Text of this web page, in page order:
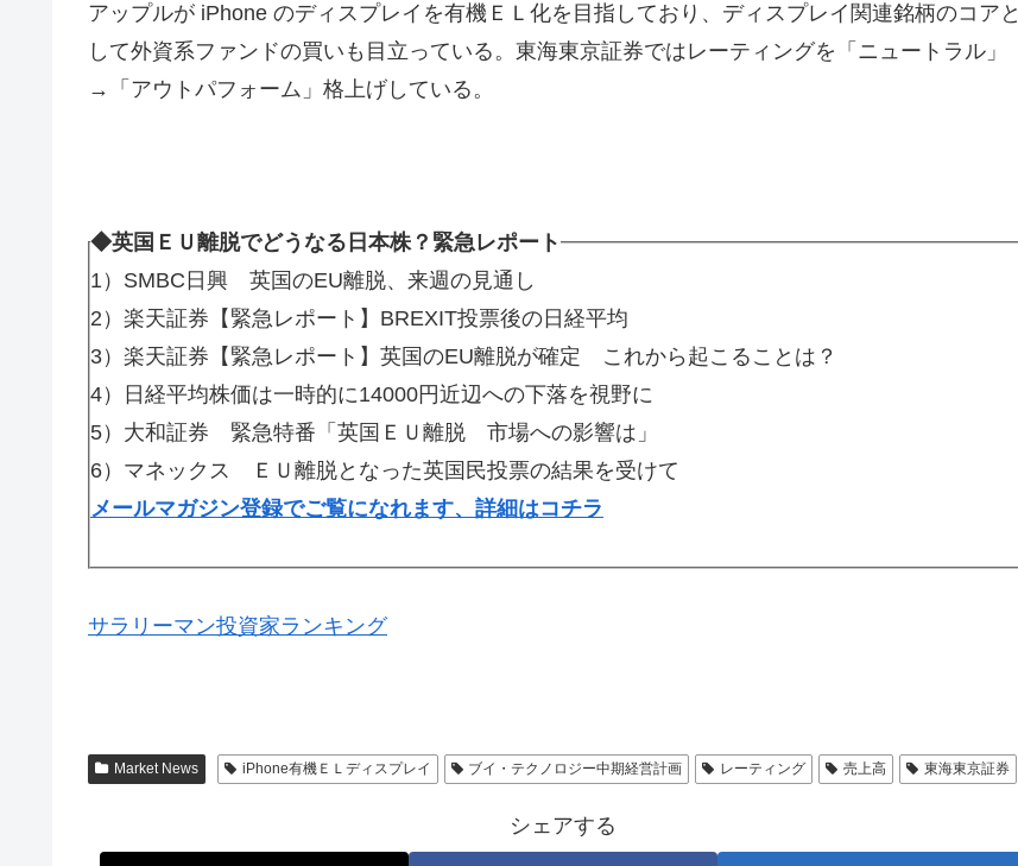
アップルが iPhone のディスプレイを有機ＥＬ化を目指しており、ディスプレイ関連銘柄のコアと
して外資系ファンドの買いも目立っている。東海東京証券ではレーティングを「ニュートラル」
→「アウトパフォーム」格上げしている。
◆英国ＥＵ離脱でどうなる日本株？緊急レポート
1）SMBC日興 英国のEU離脱、来週の見通し
2）楽天証券【緊急レポート】BREXIT投票後の日経平均
3）楽天証券【緊急レポート】英国のEU離脱が確定 これから起こることは？
4）日経平均株価は一時的に14000円近辺への下落を視野に
5）大和証券 緊急特番「英国ＥＵ離脱 市場への影響は」
6）マネックス ＥＵ離脱となった英国民投票の結果を受けて
メールマガジン登録でご覧になれます、詳細はコチラ
サラリーマン投資家ランキング
Market News iPhone有機ＥＬディスプレイ ブイ・テクノロジー中期経営計画 レーティング 売上高 東海東京証券
シェアする